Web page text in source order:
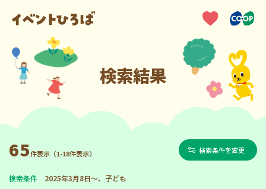
検索結果
65件表示（1-18件表示） 検索条件を変更
検索条件 2025年3月8日～、子ども